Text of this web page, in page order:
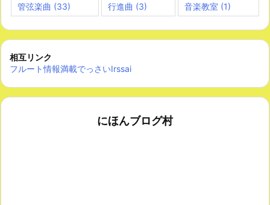
管弦楽曲 (33) 行進曲 (3) 音楽教室 (1)
相互リンク
フルート情報満載でっさいIrssai
にほんブログ村